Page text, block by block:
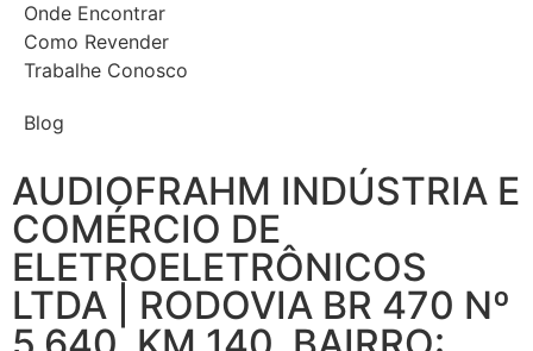
Onde Encontrar
Como Revender
Trabalhe Conosco
Blog
AUDIOFRAHM INDÚSTRIA E
COMÉRCIO DE
ELETROELETRÔNICOS
LTDA | RODOVIA BR 470 Nº